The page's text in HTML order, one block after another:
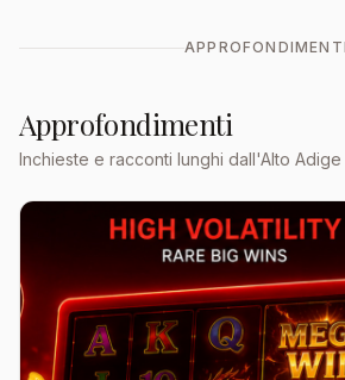
APPROFONDIMENTI
Approfondimenti
Inchieste e racconti lunghi dall'Alto Adige